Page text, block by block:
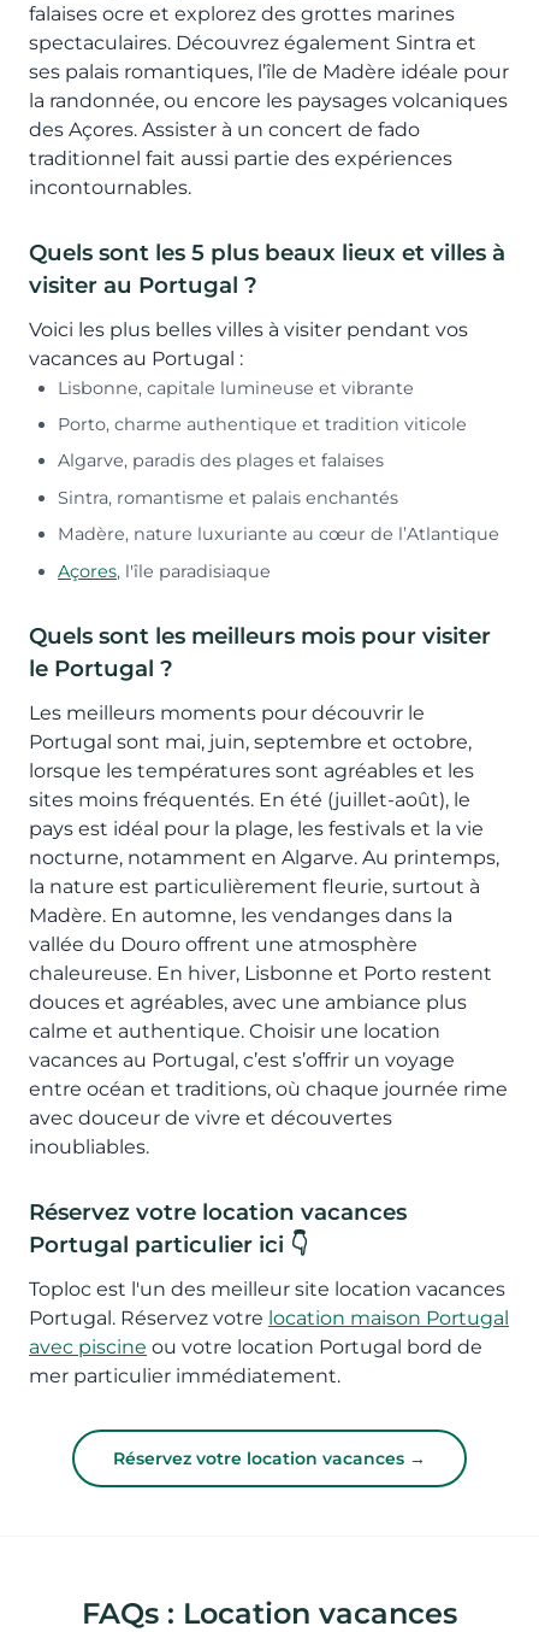
falaises ocre et explorez des grottes marines
spectaculaires. Découvrez également Sintra et
ses palais romantiques, l’île de Madère idéale pour
la randonnée, ou encore les paysages volcaniques
des Açores. Assister à un concert de fado
traditionnel fait aussi partie des expériences
incontournables.
Quels sont les 5 plus beaux lieux et villes à
visiter au Portugal ?
Voici les plus belles villes à visiter pendant vos
vacances au Portugal :
Lisbonne, capitale lumineuse et vibrante
Porto, charme authentique et tradition viticole
Algarve, paradis des plages et falaises
Sintra, romantisme et palais enchantés
Madère, nature luxuriante au cœur de l’Atlantique
Açores, l'île paradisiaque
Quels sont les meilleurs mois pour visiter
le Portugal ?
Les meilleurs moments pour découvrir le
Portugal sont mai, juin, septembre et octobre,
lorsque les températures sont agréables et les
sites moins fréquentés. En été (juillet-août), le
pays est idéal pour la plage, les festivals et la vie
nocturne, notamment en Algarve. Au printemps,
la nature est particulièrement fleurie, surtout à
Madère. En automne, les vendanges dans la
vallée du Douro offrent une atmosphère
chaleureuse. En hiver, Lisbonne et Porto restent
douces et agréables, avec une ambiance plus
calme et authentique. Choisir une location
vacances au Portugal, c’est s’offrir un voyage
entre océan et traditions, où chaque journée rime
avec douceur de vivre et découvertes
inoubliables.
Réservez votre location vacances
Portugal particulier ici 👇
Toploc est l'un des meilleur site location vacances
Portugal. Réservez votre location maison Portugal
avec piscine ou votre location Portugal bord de
mer particulier immédiatement.
Réservez votre location vacances →
FAQs : Location vacances